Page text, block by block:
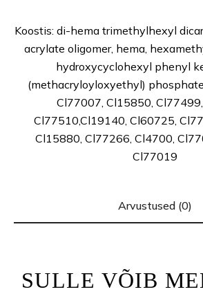
Koostis: di-hema trimethylhexyl
acrylate oligomer, hema,
hydroxycyclohexyl phenyl
(methacryloyloxyethyl)
Cl77007, Cl15850,
Cl77510,Cl19140, Cl60725,
Cl15880, Cl77266, Cl4700,
Cl77019
Arvustused (0)
SULLE VÕIB